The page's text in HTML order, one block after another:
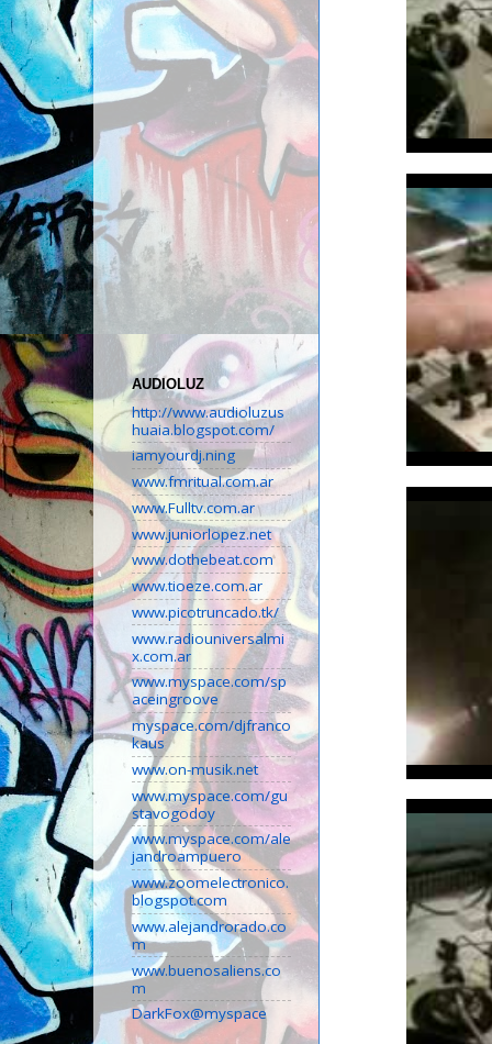
AUDIOLUZ
http://www.audioluzus
huaia.blogspot.com/
iamyourdj.ning
www.fmritual.com.ar
www.Fulltv.com.ar
www.juniorlopez.net
www.dothebeat.com
www.tioeze.com.ar
www.picotruncado.tk/
www.radiouniversalmi
x.com.ar
www.myspace.com/sp
aceingroove
myspace.com/djfranco
kaus
www.on-musik.net
www.myspace.com/gu
stavogodoy
www.myspace.com/ale
jandroampuero
www.zoomelectronico.
blogspot.com
www.alejandrorado.co
m
www.buenosaliens.co
m
DarkFox@myspace